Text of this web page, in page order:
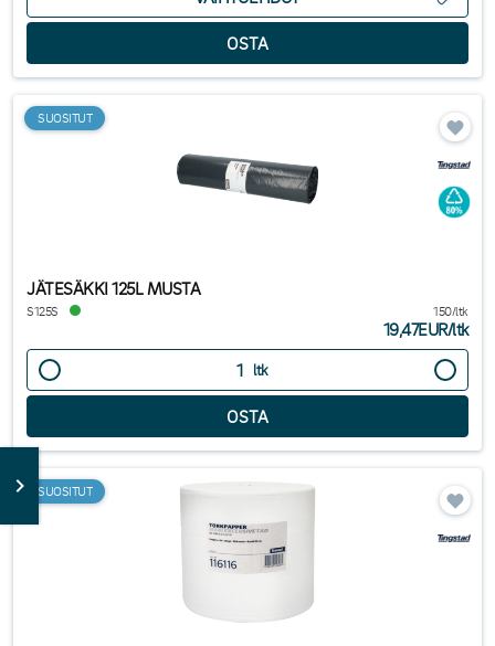
SUOSITUT
JÄTESÄKKI 125L MUSTA
S125S 150/ltk
19,47EUR/ltk
ltk
SUOSITUT